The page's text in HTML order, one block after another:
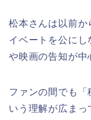
松本さんは以前か
イベートを公に
や映画の告知が中
ファンの間でも「
いう理解が広ま